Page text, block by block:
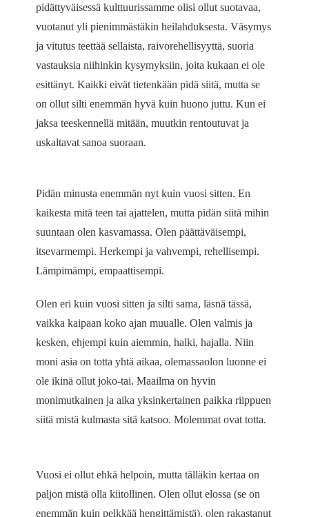
pidättyväisessä kulttuurissamme olisi ollut suotavaa,
vuotanut yli pienimmästäkin heilahduksesta. Väsymys
ja vitutus teettää sellaista, raivorehellisyyttä, suoria
vastauksia niihinkin kysymyksiin, joita kukaan ei ole
esittänyt. Kaikki eivät tietenkään pidä siitä, mutta se
on ollut silti enemmän hyvä kuin huono juttu. Kun ei
jaksa teeskennellä mitään, muutkin rentoutuvat ja
uskaltavat sanoa suoraan.
Pidän minusta enemmän nyt kuin vuosi sitten. En
kaikesta mitä teen tai ajattelen, mutta pidän siitä mihin
suuntaan olen kasvamassa. Olen päättäväisempi,
itsevarmempi. Herkempi ja vahvempi, rehellisempi.
Lämpimämpi, empaattisempi.
Olen eri kuin vuosi sitten ja silti sama, läsnä tässä,
vaikka kaipaan koko ajan muualle. Olen valmis ja
kesken, ehjempi kuin aiemmin, halki, hajalla. Niin
moni asia on totta yhtä aikaa, olemassaolon luonne ei
ole ikinä ollut joko-tai. Maailma on hyvin
monimutkainen ja aika yksinkertainen paikka riippuen
siitä mistä kulmasta sitä katsoo. Molemmat ovat totta.
Vuosi ei ollut ehkä helpoin, mutta tälläkin kertaa on
paljon mistä olla kiitollinen. Olen ollut elossa (se on
enemmän kuin pelkkää hengittämistä), olen rakastanut